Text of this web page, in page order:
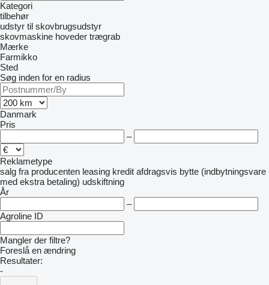
Kategori
tilbehør
udstyr til skovbrugsudstyr
skovmaskine hoveder trægrab
Mærke
Farmikko
Sted
Søg inden for en radius
Danmark
Pris
–
Reklametype
salg fra producenten leasing kredit afdragsvis bytte (indbytningsvare
med ekstra betaling) udskiftning
År
–
Agroline ID
Mangler der filtre?
Foreslå en ændring
Resultater:
-